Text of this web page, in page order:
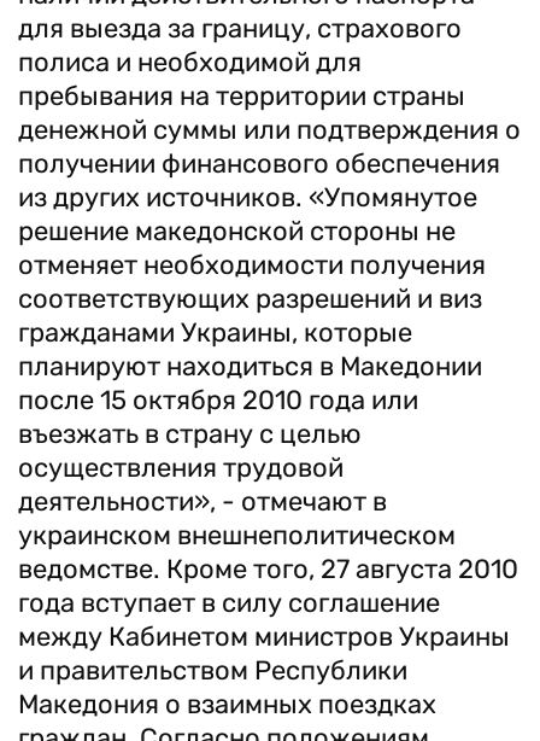
для выезда за границу, страхового
полиса и необходимой для
пребывания на территории страны
денежной суммы или подтверждения о
получении финансового обеспечения
из других источников. «Упомянутое
решение македонской стороны не
отменяет необходимости получения
соответствующих разрешений и виз
гражданами Украины, которые
планируют находиться в Македонии
после 15 октября 2010 года или
въезжать в страну с целью
осуществления трудовой
деятельности», - отмечают в
украинском внешнеполитическом
ведомстве. Кроме того, 27 августа 2010
года вступает в силу соглашение
между Кабинетом министров Украины
и правительством Республики
Македония о взаимных поездках